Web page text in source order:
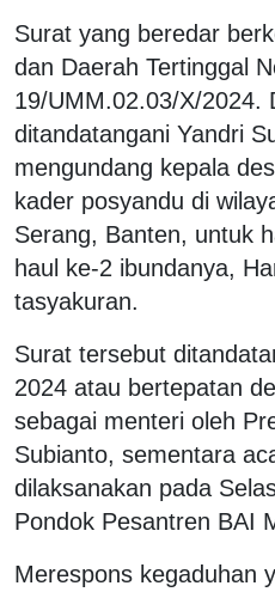
Surat yang beredar
dan Daerah Tertinggal
19/UMM.02.03/X/2024.
ditandatangani Yandri
mengundang kepala
kader posyandu di
Serang, Banten, untuk
haul ke-2 ibundanya,
tasyakuran.
Surat tersebut
2024 atau bertepatan
sebagai menteri oleh
Subianto, sementara
dilaksanakan pada
Pondok Pesantren BAI
Merespons kegaduhan